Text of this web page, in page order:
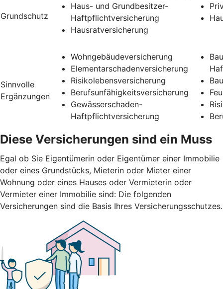
Grundschutz
Haus- und Grundbesitzer-
Haftpflichtversicherung
Hausratversicherung
Sinnvolle
Ergänzungen
Wohngebäudeversicherung
Elementarschadenversicherung
Risikolebensversicherung
Berufsunfähigkeitsversicherung
Gewässerschaden-
Haftpflichtversicherung
Diese Versicherungen sind ein Muss
Egal ob Sie Eigentümerin oder Eigentümer einer Immobilie
oder eines Grundstücks, Mieterin oder Mieter einer
Wohnung oder eines Hauses oder Vermieterin oder
Vermieter einer Immobilie sind: Die folgenden
Versicherungen sind die Basis Ihres Versicherungsschutzes.